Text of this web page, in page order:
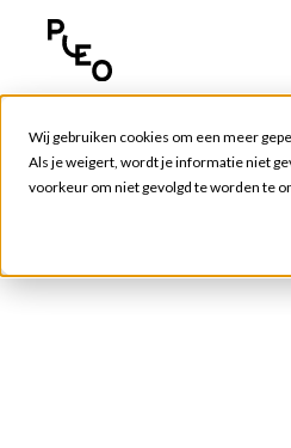
Wij gebruiken cookies om een meer
Als je weigert, wordt je informatie niet
voorkeur om niet gevolgd te worden te